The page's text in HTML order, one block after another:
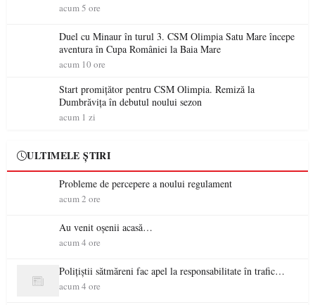
acum 5 ore
Duel cu Minaur în turul 3. CSM Olimpia Satu Mare începe
aventura în Cupa României la Baia Mare
acum 10 ore
Start promițător pentru CSM Olimpia. Remiză la
Dumbrăvița în debutul noului sezon
acum 1 zi
ULTIMELE ȘTIRI
Probleme de percepere a noului regulament
acum 2 ore
Au venit oșenii acasă…
acum 4 ore
Polițiștii sătmăreni fac apel la responsabilitate în trafic…
acum 4 ore